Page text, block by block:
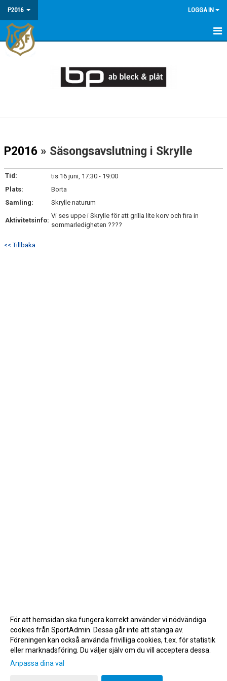
P2016 LOGGA IN
HEM
P2016 » Säsongsavslutning i Skrylle
Tid:
tis 16 juni, 17:30 - 19:00
Plats:
Borta
Samling:
Skrylle naturum
Aktivitetsinfo:
Vi ses uppe i Skrylle för att grilla lite korv och fira in
sommarledigheten ????
<< Tillbaka
Gå till Webbversion
För att hemsidan ska fungera korrekt använder vi nödvändiga
cookies från SportAdmin. Dessa går inte att stänga av.
Föreningen kan också använda frivilliga cookies, t.ex. för statistik
eller marknadsföring. Du väljer själv om du vill acceptera dessa.
Anpassa dina val